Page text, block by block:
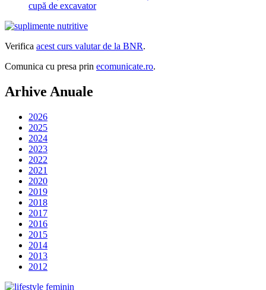
cupă de excavator
Verifica acest curs valutar de la BNR.
Comunica cu presa prin ecomunicate.ro.
Arhive Anuale
2026
2025
2024
2023
2022
2021
2020
2019
2018
2017
2016
2015
2014
2013
2012